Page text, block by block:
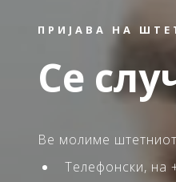
ПРИЈАВА НА
Се
Ве молиме
Телефонски, на